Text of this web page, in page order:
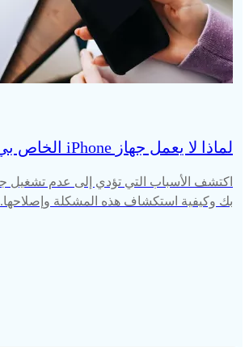
لماذا لا يعمل جهاز iPhone الخاص بي وماذا أفعل
بك وكيفية استكشاف هذه المشكلة وإصلاحها.